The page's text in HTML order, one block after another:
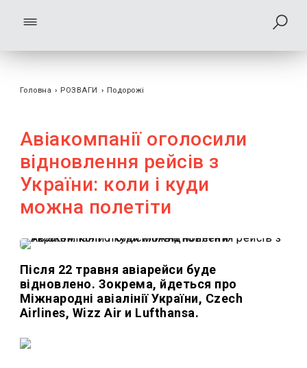
Головна › РОЗВАГИ › Подорожі
Авіакомпанії оголосили
відновлення рейсів з
України: коли і куди
можна полетіти
Після 22 травня авіарейси буде
відновлено. Зокрема, йдеться про
Міжнародні авіалінії України, Czech
Airlines, Wizz Аir и Lufthansa.